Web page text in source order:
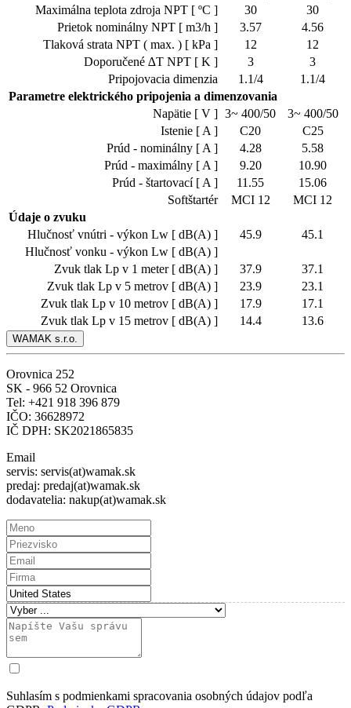
Maximálna teplota zdroja NPT [ ºC ]
30
30
Prietok nominálny NPT [ m3/h ]
3.57
4.56
Tlaková strata NPT ( max. ) [ kPa ]
12
12
Doporučené ∆T NPT [ K ]
3
3
Pripojovacia dimenzia
1.1/4
1.1/4
Parametre elektrického pripojenia a dimenzovania
Napätie [ V ] 3~ 400/50
3~ 400/50
Istenie [ A ]
C20
C25
Prúd - nominálny [ A ]
4.28
5.58
Prúd - maximálny [ A ]
9.20
10.90
Prúd - štartovací [ A ]
11.55
15.06
Softštartér
MCI 12
MCI 12
Údaje o zvuku
Hlučnosť vnútri - výkon Lw [ dB(A) ]
45.9
45.1
Hlučnosť vonku - výkon Lw [ dB(A) ]
Zvuk tlak Lp v 1 meter [ dB(A) ]
37.9
37.1
Zvuk tlak Lp v 5 metrov [ dB(A) ]
23.9
23.1
Zvuk tlak Lp v 10 metrov [ dB(A) ]
17.9
17.1
Zvuk tlak Lp v 15 metrov [ dB(A) ]
14.4 13.6
WAMAK s.r.o.
Orovnica 252
SK - 966 52 Orovnica
Tel: +421 918 396 879
IČO: 36628972
IČ DPH: SK2021865835
Email
servis: servis(at)wamak.sk
predaj: predaj(at)wamak.sk
dodavatelia: nakup(at)wamak.sk
Suhlasím s podmienkami spracovania osobných údajov podľa